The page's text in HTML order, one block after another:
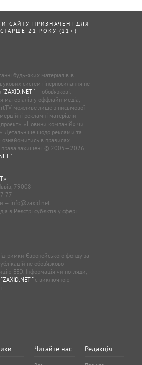
САЙТУ ПРИЗНАЧЕНІ ДЛЯ
21 РОКУ (21+)
будь-яких матеріалів в
систем гіперпосилання не
"ZAXID.NET "— обов’язкові.
матеріалів у оффлайн-медіа,
можливе лише з письмової
рекламні матеріали
«Новини компаній» чи
Детальніше щодо реклами та
в правилах
права захищені. © 2005—2026,
".
79008
77
— info@zaxid.net
в Реєстрі суб'єктів у сфері
Європейського фонду за
не обов’язково
EED. Інформація чи погляди,
"ZAXID.NET "є виключною
Читайте нас Редакція